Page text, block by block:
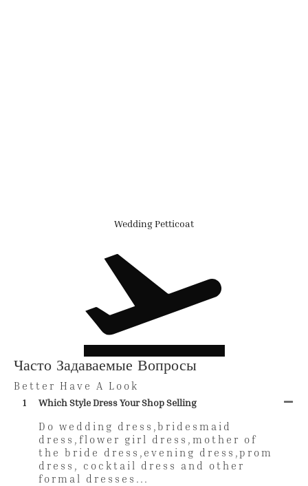
Wedding Petticoat
Часто Задаваемые Вопросы
Better Have A Look
1 Which Style Dress Your Shop Selling
Do wedding dress,bridesmaid
dress,flower girl dress,mother of
the bride dress,evening dress,prom
dress, cocktail dress and other
formal dresses...